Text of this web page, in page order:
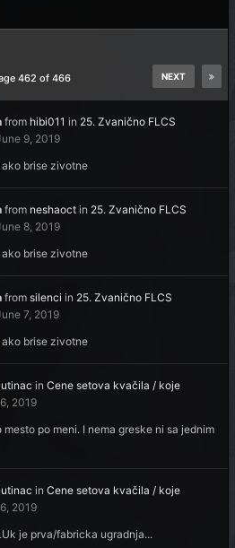
NEXT
462 of 466
from hibi011 in 25. Zvanično FLCS
9, 2019
ako brise zivotne
from neshaoct in 25. Zvanično FLCS
8, 2019
ako brise zivotne
from silenci in 25. Zvanično FLCS
7, 2019
ako brise zivotne
in Cene setova kvačila / koje
2019
po meni. I nema greske ni sa jednim
in Cene setova kvačila / koje
2019
je prva/fabricka ugradnja...